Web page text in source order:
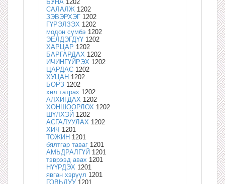
БУНА 1202
САЛАЛЖ 1202
ЗЭВЭРХЭГ 1202
ГҮРЭЛЗЭХ 1202
модон сүмбэ 1202
ЭЕЛДЭГДҮҮ 1202
ХАРЦАР 1202
БАРГАРДАХ 1202
ИЧИНГҮЙРЭХ 1202
ЦАРДАС 1202
ХУЦАН 1202
БОРЗ 1202
хөл татрах 1202
АЛХИГДАХ 1202
ХОНШООРЛОХ 1202
ШҮЛХЭЙ 1202
АСГАЛУУЛАХ 1202
ХИЧ 1201
ТОЖИН 1201
бялтгар таваг 1201
АМЬДРАЛГҮЙ 1201
тэврээд авах 1201
НҮҮРДЭХ 1201
явган хэрүүл 1201
ГОВЬДУУ 1201